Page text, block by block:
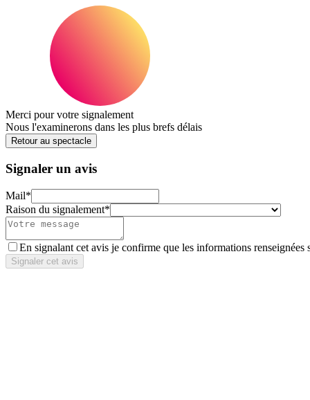
Merci pour votre signalement
Nous l'examinerons dans les plus brefs délais
Retour au spectacle
Signaler un avis
Mail*
Raison du signalement*
En signalant cet avis je confirme que les informations renseignées
Signaler cet avis